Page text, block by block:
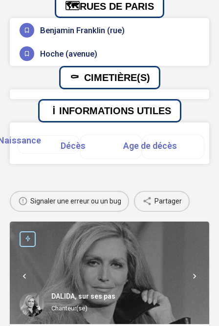
RUES DE PARIS
Benjamin Franklin (rue)
Hoche (avenue)
CIMETIÈRE(S)
INFORMATIONS UTILES
Décès Age de décès
Signaler une erreur ou un bug Partager
DALIDA, sur ses pas
Chanteur(se)